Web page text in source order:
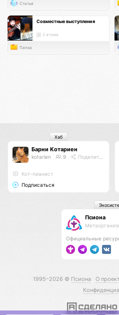
Статья
Совместные выступления
2 атома
Папка
Барни Котариен
kotarien 9 Поделиться
Кот-пианист
Подписаться
Хаб
Псиона
Официальные
1995–2026 © Псиона О